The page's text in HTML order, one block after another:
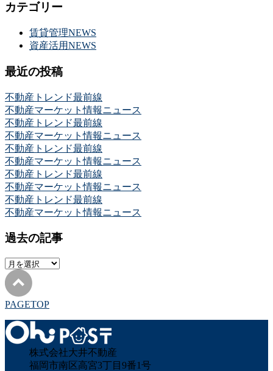
カテゴリー
賃貸管理NEWS
資産活用NEWS
最近の投稿
不動産トレンド最前線
不動産マーケット情報ニュース
不動産トレンド最前線
不動産マーケット情報ニュース
不動産トレンド最前線
不動産マーケット情報ニュース
不動産トレンド最前線
不動産マーケット情報ニュース
不動産トレンド最前線
不動産マーケット情報ニュース
過去の記事
過
去
の
記
PAGETOP
株式会社大井不動産
福岡市南区高宮3丁目9番1号